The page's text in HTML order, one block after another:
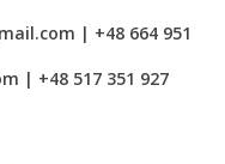
| +48 664 951
| +48 517 351 927